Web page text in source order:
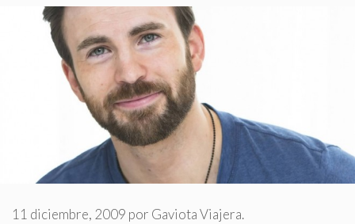
11 diciembre, 2009 por Gaviota Viajera.